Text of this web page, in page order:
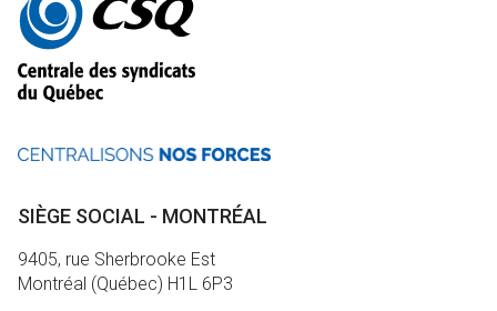
informations
SIÈGE SOCIAL - MONTRÉAL
9405, rue Sherbrooke Est
Montréal (Québec) H1L 6P3